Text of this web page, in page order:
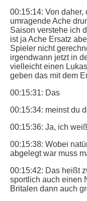
00:15:14: Von
umragende Ache
Saison verstehe ich
ist ja Ache Ersatz
Spieler nicht
irgendwann jetzt in
vielleicht einen
geben das mit dem
00:15:31: Das
00:15:34: meinst du
00:15:36: Ja, ich
00:15:38: Wobei
abgelegt war muss
00:15:42: Das heißt
sportlich auch einen
Britalen dann auch